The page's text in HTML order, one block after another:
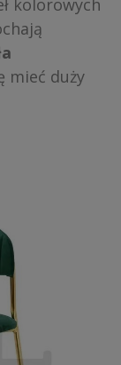
mieć duży